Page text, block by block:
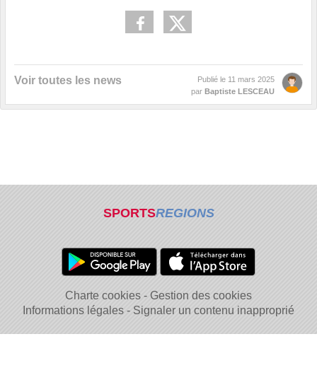
Voir toutes les news Publié le 11 mars 2025
par Baptiste LESCEAU
SPORTSREGIONS
Charte cookies
Gestion des cookies
Informations légales
Signaler un contenu inapproprié